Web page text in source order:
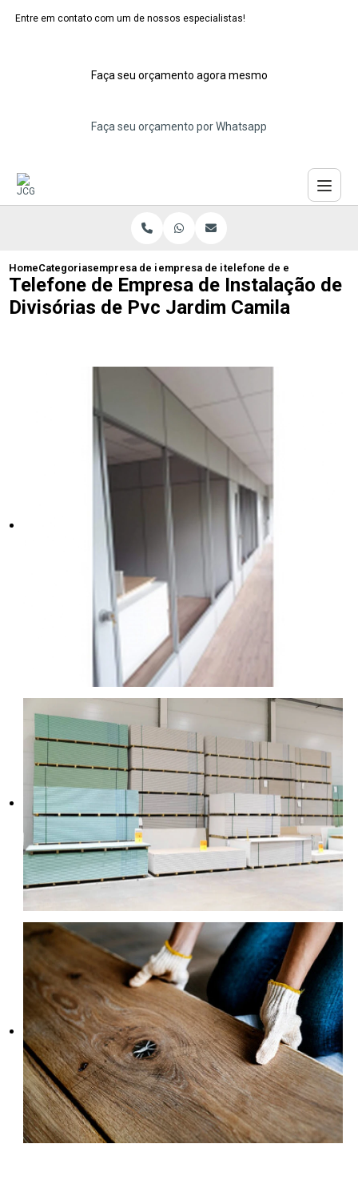
Entre em contato com um de nossos especialistas!
Faça seu orçamento agora mesmo
Faça seu orçamento por Whatsapp
HomeCategoriasempresa de instalacao de divisorias
empresa de instalacao de divisorias de
telefone de empresa de
Telefone de Empresa de Instalação de
Divisórias de Pvc Jardim Camila